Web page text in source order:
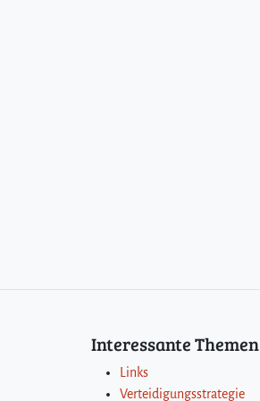
Interessante Themen
Links
Verteidigungsstrategie